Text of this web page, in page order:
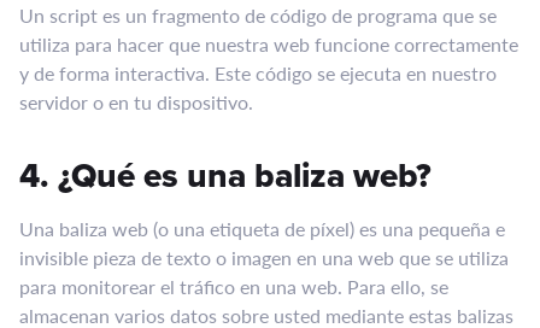
Un script es un fragmento de código de programa que se
utiliza para hacer que nuestra web funcione correctamente
y de forma interactiva. Este código se ejecuta en nuestro
servidor o en tu dispositivo.
4. ¿Qué es una baliza web?
Una baliza web (o una etiqueta de píxel) es una pequeña e
invisible pieza de texto o imagen en una web que se utiliza
para monitorear el tráfico en una web. Para ello, se
almacenan varios datos sobre usted mediante estas balizas